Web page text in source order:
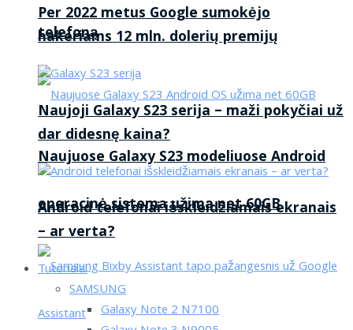
telefoną
Naujuose Galaxy S23 modeliuose Android
operacinė sistema užima net 60GB
Per 2022 metus Google sumokėjo
hakeriams 12 mln. dolerių premijų
Naujoji Galaxy S23 serija – maži pokyčiai už
dar didesnę kaina?
Android telefonai išskleidžiamais ekranais
– ar verta?
Tutorialai
SAMSUNG
Galaxy Note 2 N7100